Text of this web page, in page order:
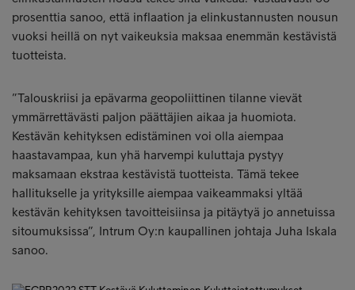
prosenttia sanoo, että inflaation ja elinkustannusten nousun
vuoksi heillä on nyt vaikeuksia maksaa enemmän kestävistä
tuotteista.
”Talouskriisi ja epävarma geopoliittinen tilanne vievät
ymmärrettävästi paljon päättäjien aikaa ja huomiota.
Kestävän kehityksen edistäminen voi olla aiempaa
haastavampaa, kun yhä harvempi kuluttaja pystyy
maksamaan ekstraa kestävistä tuotteista. Tämä tekee
hallitukselle ja yrityksille aiempaa vaikeammaksi yltää
kestävän kehityksen tavoitteisiinsa ja pitäytyä jo annetuissa
sitoumuksissa”, Intrum Oy:n kaupallinen johtaja Juha Iskala
sanoo.